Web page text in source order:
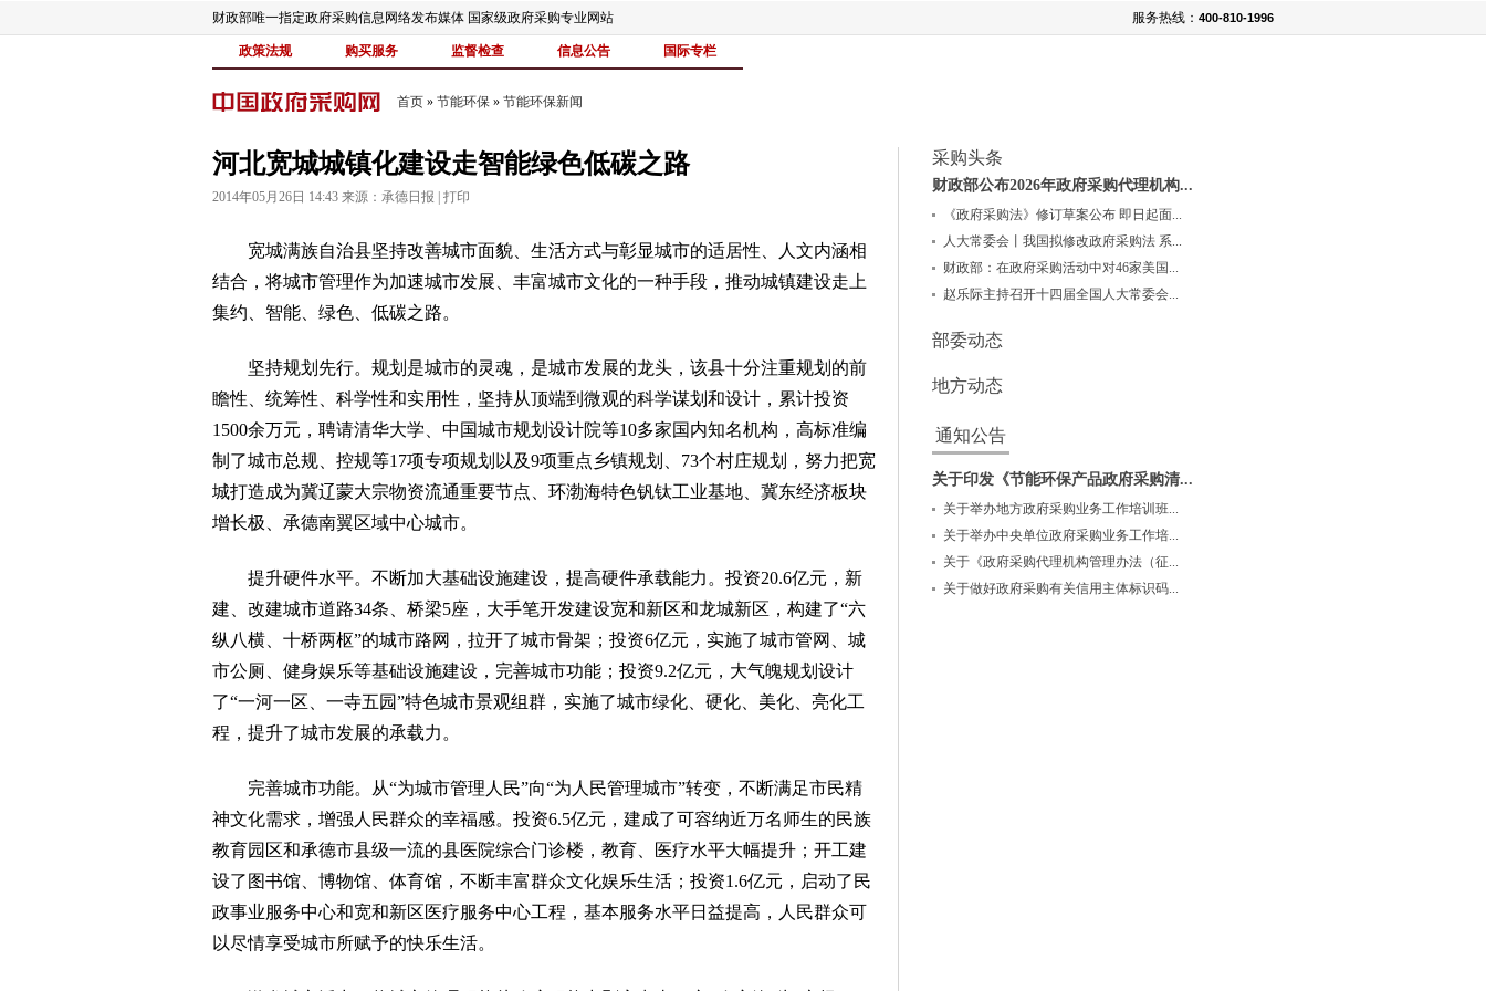
财政部唯一指定政府采购信息网络发布媒体 国家级政府采购专业网站 服务热线： 400-810-1996
政策法规 购买服务 监督检查 信息公告 国际专栏
首页 » 节能环保 » 节能环保新闻
河北宽城城镇化建设走智能绿色低碳之路
2014年05月26日 14:43 来源： 承德日报 打印
宽城满族自治县坚持改善城市面貌、生活方式与彰显城市的适居性、人文内涵相
结合，将城市管理作为加速城市发展、丰富城市文化的一种手段，推动城镇建设走上
集约、智能、绿色、低碳之路。
坚持规划先行。规划是城市的灵魂，是城市发展的龙头，该县十分注重规划的前
瞻性、统筹性、科学性和实用性，坚持从顶端到微观的科学谋划和设计，累计投资
1500余万元，聘请清华大学、中国城市规划设计院等10多家国内知名机构，高标准编
制了城市总规、控规等17项专项规划以及9项重点乡镇规划、73个村庄规划，努力把宽
城打造成为冀辽蒙大宗物资流通重要节点、环渤海特色钒钛工业基地、冀东经济板块
增长极、承德南翼区域中心城市。
提升硬件水平。不断加大基础设施建设，提高硬件承载能力。投资20.6亿元，新
建、改建城市道路34条、桥梁5座，大手笔开发建设宽和新区和龙城新区，构建了“六
纵八横、十桥两枢”的城市路网，拉开了城市骨架；投资6亿元，实施了城市管网、城
市公厕、健身娱乐等基础设施建设，完善城市功能；投资9.2亿元，大气魄规划设计
了“一河一区、一寺五园”特色城市景观组群，实施了城市绿化、硬化、美化、亮化工
程，提升了城市发展的承载力。
完善城市功能。从“为城市管理人民”向“为人民管理城市”转变，不断满足市民精
神文化需求，增强人民群众的幸福感。投资6.5亿元，建成了可容纳近万名师生的民族
教育园区和承德市县级一流的县医院综合门诊楼，教育、医疗水平大幅提升；开工建
设了图书馆、博物馆、体育馆，不断丰富群众文化娱乐生活；投资1.6亿元，启动了民
政事业服务中心和宽和新区医疗服务中心工程，基本服务水平日益提高，人民群众可
以尽情享受城市所赋予的快乐生活。
采购头条
财政部公布2026年政府采购代理机构...
《政府采购法》修订草案公布 即日起面...
人大常委会丨我国拟修改政府采购法 系...
财政部：在政府采购活动中对46家美国...
赵乐际主持召开十四届全国人大常委会...
部委动态
地方动态
通知公告
关于印发《节能环保产品政府采购清...
关于举办地方政府采购业务工作培训班...
关于举办中央单位政府采购业务工作培...
关于《政府采购代理机构管理办法（征...
关于做好政府采购有关信用主体标识码...